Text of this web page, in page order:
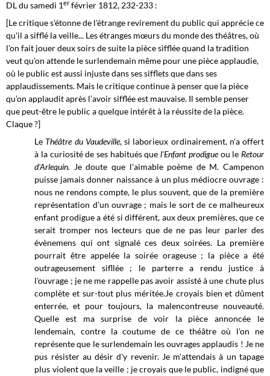
DL du samedi 1er février 1812, 232-233 :
[Le critique s'étonne de l'étrange revirement du public qui apprécie ce
qu'il a sifflé la veille... Les étranges mœurs du monde des théâtres, où
l'on fait jouer deux soirs de suite la pièce sifflée quand la tradition
veut qu'on attende le surlendemain même pour une pièce applaudie,
où le public est aussi injuste dans ses sifflets que dans ses
applaudissements. Mais le critique continue à penser que la pièce
qu’on applaudit après l’avoir sifflée est mauvaise. Il semble penser
que peut-être le public a quelque intérêt à la réussite de la pièce.
Claque ?]
Le Théâtre du Vaudeville, si laborieux ordinairement, n'a offert
à la curiosité de ses habitués quel'Enfant prodigueou le Retour
d'Arlequin. Je doute que l'aimable poème de M. Campenon
puisse jamais donner naissance à un plus médiocre ouvrage :
nous ne rendons compte, le plus souvent, que de la première
représentation d'un ouvrage ; mais le sort de ce malheureux
enfant prodigue a été si différent, aux deux premières, que ce
serait tromper nos lecteurs que de ne pas leur parler des
évènemens qui ont signalé ces deux soirées. La première
pourrait être appelée la soirée orageuse ; la pièce a été
outrageusement sifllée ; le parterre a rendu justice à
l'ouvrage ; je ne me rappelle pas avoir assisté à une chute plus
complète et sur-tout plus méritée.Je croyais bien et dûment
enterrée, et pour toujours, la malencontreuse nouveauté.
Quelle est ma surprise de voir la pièce annoncée le
lendemain, contre la coutume de ce théâtre où l'on ne
représente que le surlendemain les ouvrages applaudis ! Je ne
pus résister au désir d'y revenir. Je m'attendais à un tapage
plus violent que la veille ; je croyais que le public, indigné que